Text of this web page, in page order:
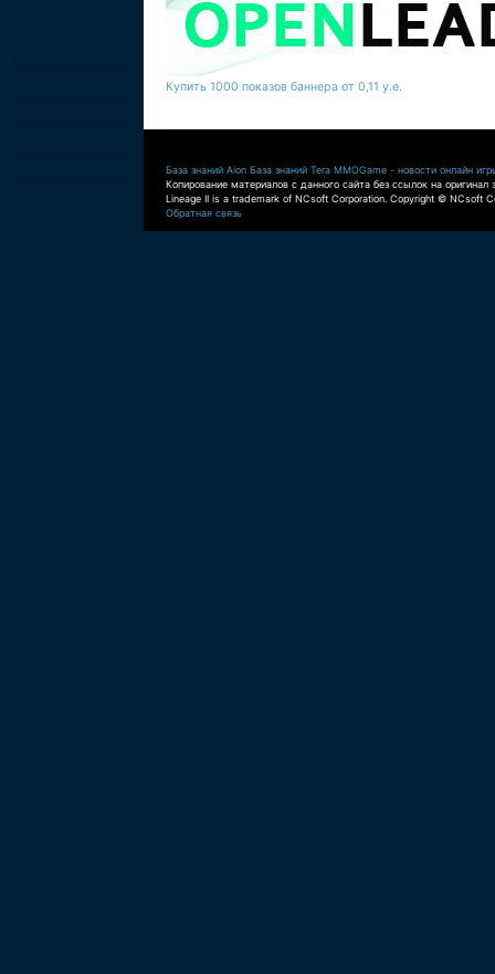
Купить 1000 показов баннера от 0,11 у.е.
База знаний Aion База знаний Tera MMOGame - новости онлайн
Копирование материалов с данного сайта без ссылок на оригинал
Lineage II is a trademark of NCsoft Corporation. Copyright © NCsoft
Обратная связь